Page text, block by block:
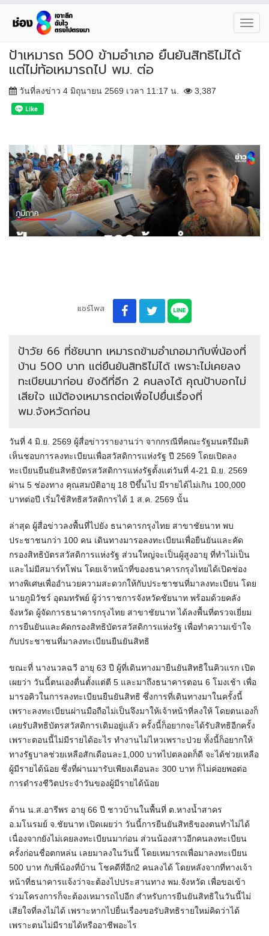
ป้าเหมารถ 500 ข้ามอำเภอ ยืนยันสิทธิไม่ได้
แต่ไม่ท้อเหมารถไป พม. ต่อ
วันที่ลงข่าว 4 มิถุนายน 2569 เวลา 11:17 น. 3,387
แชร์โพส
ป้าวัย 66 ที่ชัยนาท เหมารถข้ามอำเภอมากับพี่น้องที่
บ้าน 500 บาท แต่ยืนยันสิทธิไม่ได้ เพราะไม่เคยลง
ทะเบียนมาก่อน ยังดีที่อีก 2 คนลงได้ คุณป้าบอกไม่
เสียใจ แม้ต้องเหมารถต่อเพื่อไปยื่นเรื่องที่
พม.จังหวัดก่อน
วันที่ 4 มิ.ย. 2569 ผู้สื่อข่าวรายงานว่า จากกรณีที่คณะรัฐมนตรีมีมติ
เห็นชอบการลงทะเบียนเพื่อสวัสดิการแห่งรัฐ ปี 2569 โดยเปิดลง
ทะเบียนยืนยันสิทธิบัตรสวัสดิการแห่งรัฐตั้งแต่วันที่ 4-21 มิ.ย. 2569
ผ่าน 5 ช่องทาง คุณสมบัติอายุ 18 ปีขึ้นไป มีรายได้ไม่เกิน 100,000
บาทต่อปี เริ่มใช้สิทธิสวัสดิการได้ 1 ส.ค. 2569 นั้น
ล่าสุด ผู้สื่อข่าวลงพื้นที่ไปยัง ธนาคารกรุงไทย สาขาชัยนาท พบ
ประชาชนกว่า 100 คน เดินทางมารอลงทะเบียนเพื่อยืนยันและคัด
กรองสิทธิบัตรสวัสดิการแห่งรัฐ ส่วนใหญ่จะเป็นผู้สูงอายุ ที่ทำไม่เป็น
และไม่มีสมาร์ทโฟน โดยเจ้าหน้าที่ของธนาคารกรุงไทยได้เปิดช่อง
ทางพิเศษเพื่ออำนวยความสะดวกให้กับประชาชนที่มาลงทะเบียน โดย
นายภูมิวัชร์ อุดมทรัพย์ ผู้ว่าราชการจังหวัดชัยนาท พร้อมด้วยคลัง
จังหวัด ผู้จัดการธนาคารกรุงไทย สาขาชัยนาท ได้ลงพื้นที่ตรวจเยี่ยม
การยืนยันและคัดกรองสิทธิบัตรสวัสดิการแห่งรัฐ เพื่อทำความเข้าใจ
กับประชาชนที่มาลงทะเบียนยืนยันสิทธิ
ขณะที่ นางนวลฉวี อายุ 63 ปี ผู้ที่เดินทางมายืนยันสิทธิในคิวแรก เปิด
เผยว่า วันนี้ตนเองตื่นตั้งแต่ตี 5 และมาถึงธนาคารตอน 6 โมงเช้า เพื่อ
มารอคิวในการลงทะเบียนยืนยันสิทธิ ซึ่งการที่เดินทางมาในครั้งนี้
เพราะลงทะเบียนผ่านมือถือไม่เป็นจึงมาให้เจ้าหน้าที่ลงให้ โดยตนเองก็
เคยรับสิทธิบัตรสวัสดิการเดิมอยู่แล้ว ครั้งนี้ก็อยากจะได้รับสิทธิอีกครั้ง
เพราะตอนนี้ไม่มีรายได้อะไร ทำงานไม่ไหวเพราะป่วย ทั้งนี้ก็อยากให้
ทางรัฐบาลช่วยเหลือสักเดือนละ1,000 บาทไปตลอดก็ดี จะได้ช่วยเหลือ
ผู้มีรายได้น้อย ซึ่งที่ผ่านมารับเพียงเดือนละ 300 บาท ก็ไม่ค่อยพอต่อ
การดำรงชีวิตประจำวันของผู้มีรายได้น้อย
ด้าน น.ส.อารีพร อายุ 66 ปี ชาวบ้านในพื้นที่ ต.หางน้ำสาคร
อ.มโนรมย์ จ.ชัยนาท เปิดเผยว่า วันนี้การยืนยันสิทธิของตนทำไม่ได้
เนื่องจากยังไม่เคยลงทะเบียนมาก่อน ส่วนน้องสาวอีกคนลงทะเบียน
ครั้งก่อนชื่อตกหล่น เลยมาลงในวันนี้ โดยเหมารถเพื่อมาลงทะเบียน
500 บาท กับพี่น้องที่บ้าน โชคดีที่อีก2 คนลงได้ โดยหลังจากที่ทางเจ้า
หน้าที่ธนาคารแจ้งว่าจะต้องไปประสานทาง พม.จังหวัด เพื่อขอเข้า
ร่วมโครงการก็จะต้องเหมารถไปอีก สำหรับการยืนยันสิทธิในวันนี้ไม่
เสียใจที่ลงไม่ได้ เพราะหากไปยื่นเรื่องขอรับสิทธิรายใหม่คิดว่าได้
เพราะตนไม่มีรายได้หรืออาชีพอะไร